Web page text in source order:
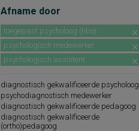
Afname door
toegepast psycholoog (hbo)
psychologisch medewerker
psychologisch assistent
diagnostisch gekwalificeerde psycholoog
psychodiagnostisch medewerker
diagnostisch gekwalificeerde pedagoog
diagnostisch gekwalificeerde
(ortho)pedagoog